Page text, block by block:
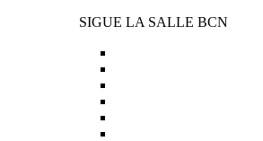
SIGUE LA SALLE BCN